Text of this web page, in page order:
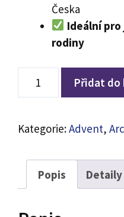
Česka
Ideální
rodiny
TERMÁLY
31.10.2025
Přidat do
Kategorie:Advent,
Popis